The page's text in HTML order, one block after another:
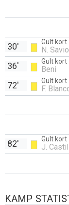
Gult kort
N.
30'
Gult kort
Beni
36'
Gult kort
F.
72'
Gult kort
J.
82'
KAMP